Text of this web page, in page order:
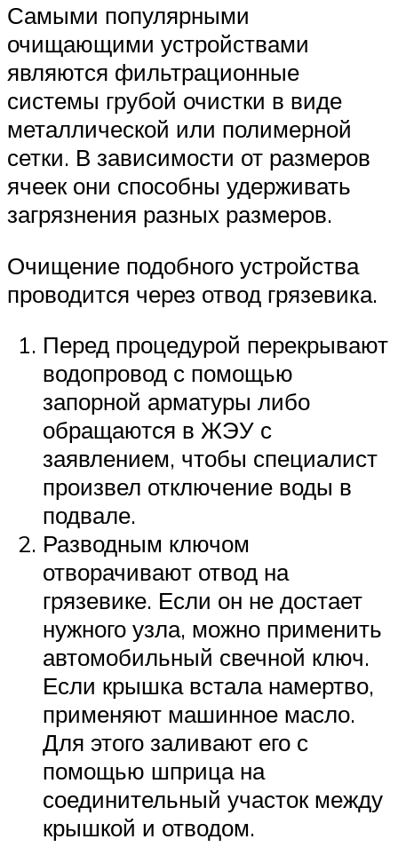
Самыми популярными
очищающими устройствами
являются фильтрационные
системы грубой очистки в виде
металлической или полимерной
сетки. В зависимости от размеров
ячеек они способны удерживать
загрязнения разных размеров.
Очищение подобного устройства
проводится через отвод грязевика.
Перед процедурой перекрывают
водопровод с помощью
запорной арматуры либо
обращаются в ЖЭУ с
заявлением, чтобы специалист
произвел отключение воды в
подвале.
Разводным ключом
отворачивают отвод на
грязевике. Если он не достает
нужного узла, можно применить
автомобильный свечной ключ.
Если крышка встала намертво,
применяют машинное масло.
Для этого заливают его с
помощью шприца на
соединительный участок между
крышкой и отводом.